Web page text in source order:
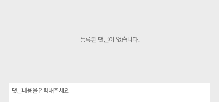
등록된 댓글이 없습니다.